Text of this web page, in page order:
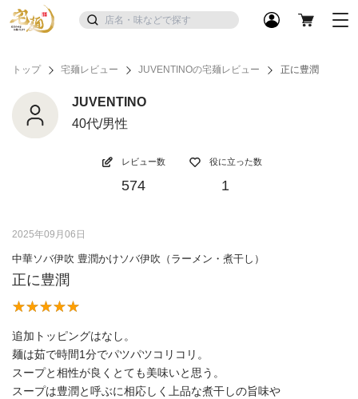
トップ 宅麺レビュー JUVENTINOの宅麺レビュー 正に豊潤
JUVENTINO
40代/男性
レビュー数
574
役に立った数
1
2025年09月06日
中華ソバ伊吹 豊潤かけソバ伊吹（ラーメン・煮干し）
正に豊潤
追加トッピングはなし。
麺は茹で時間1分でパツパツコリコリ。
スープと相性が良くとても美味いと思う。
スープは豊潤と呼ぶに相応しく上品な煮干しの旨味や